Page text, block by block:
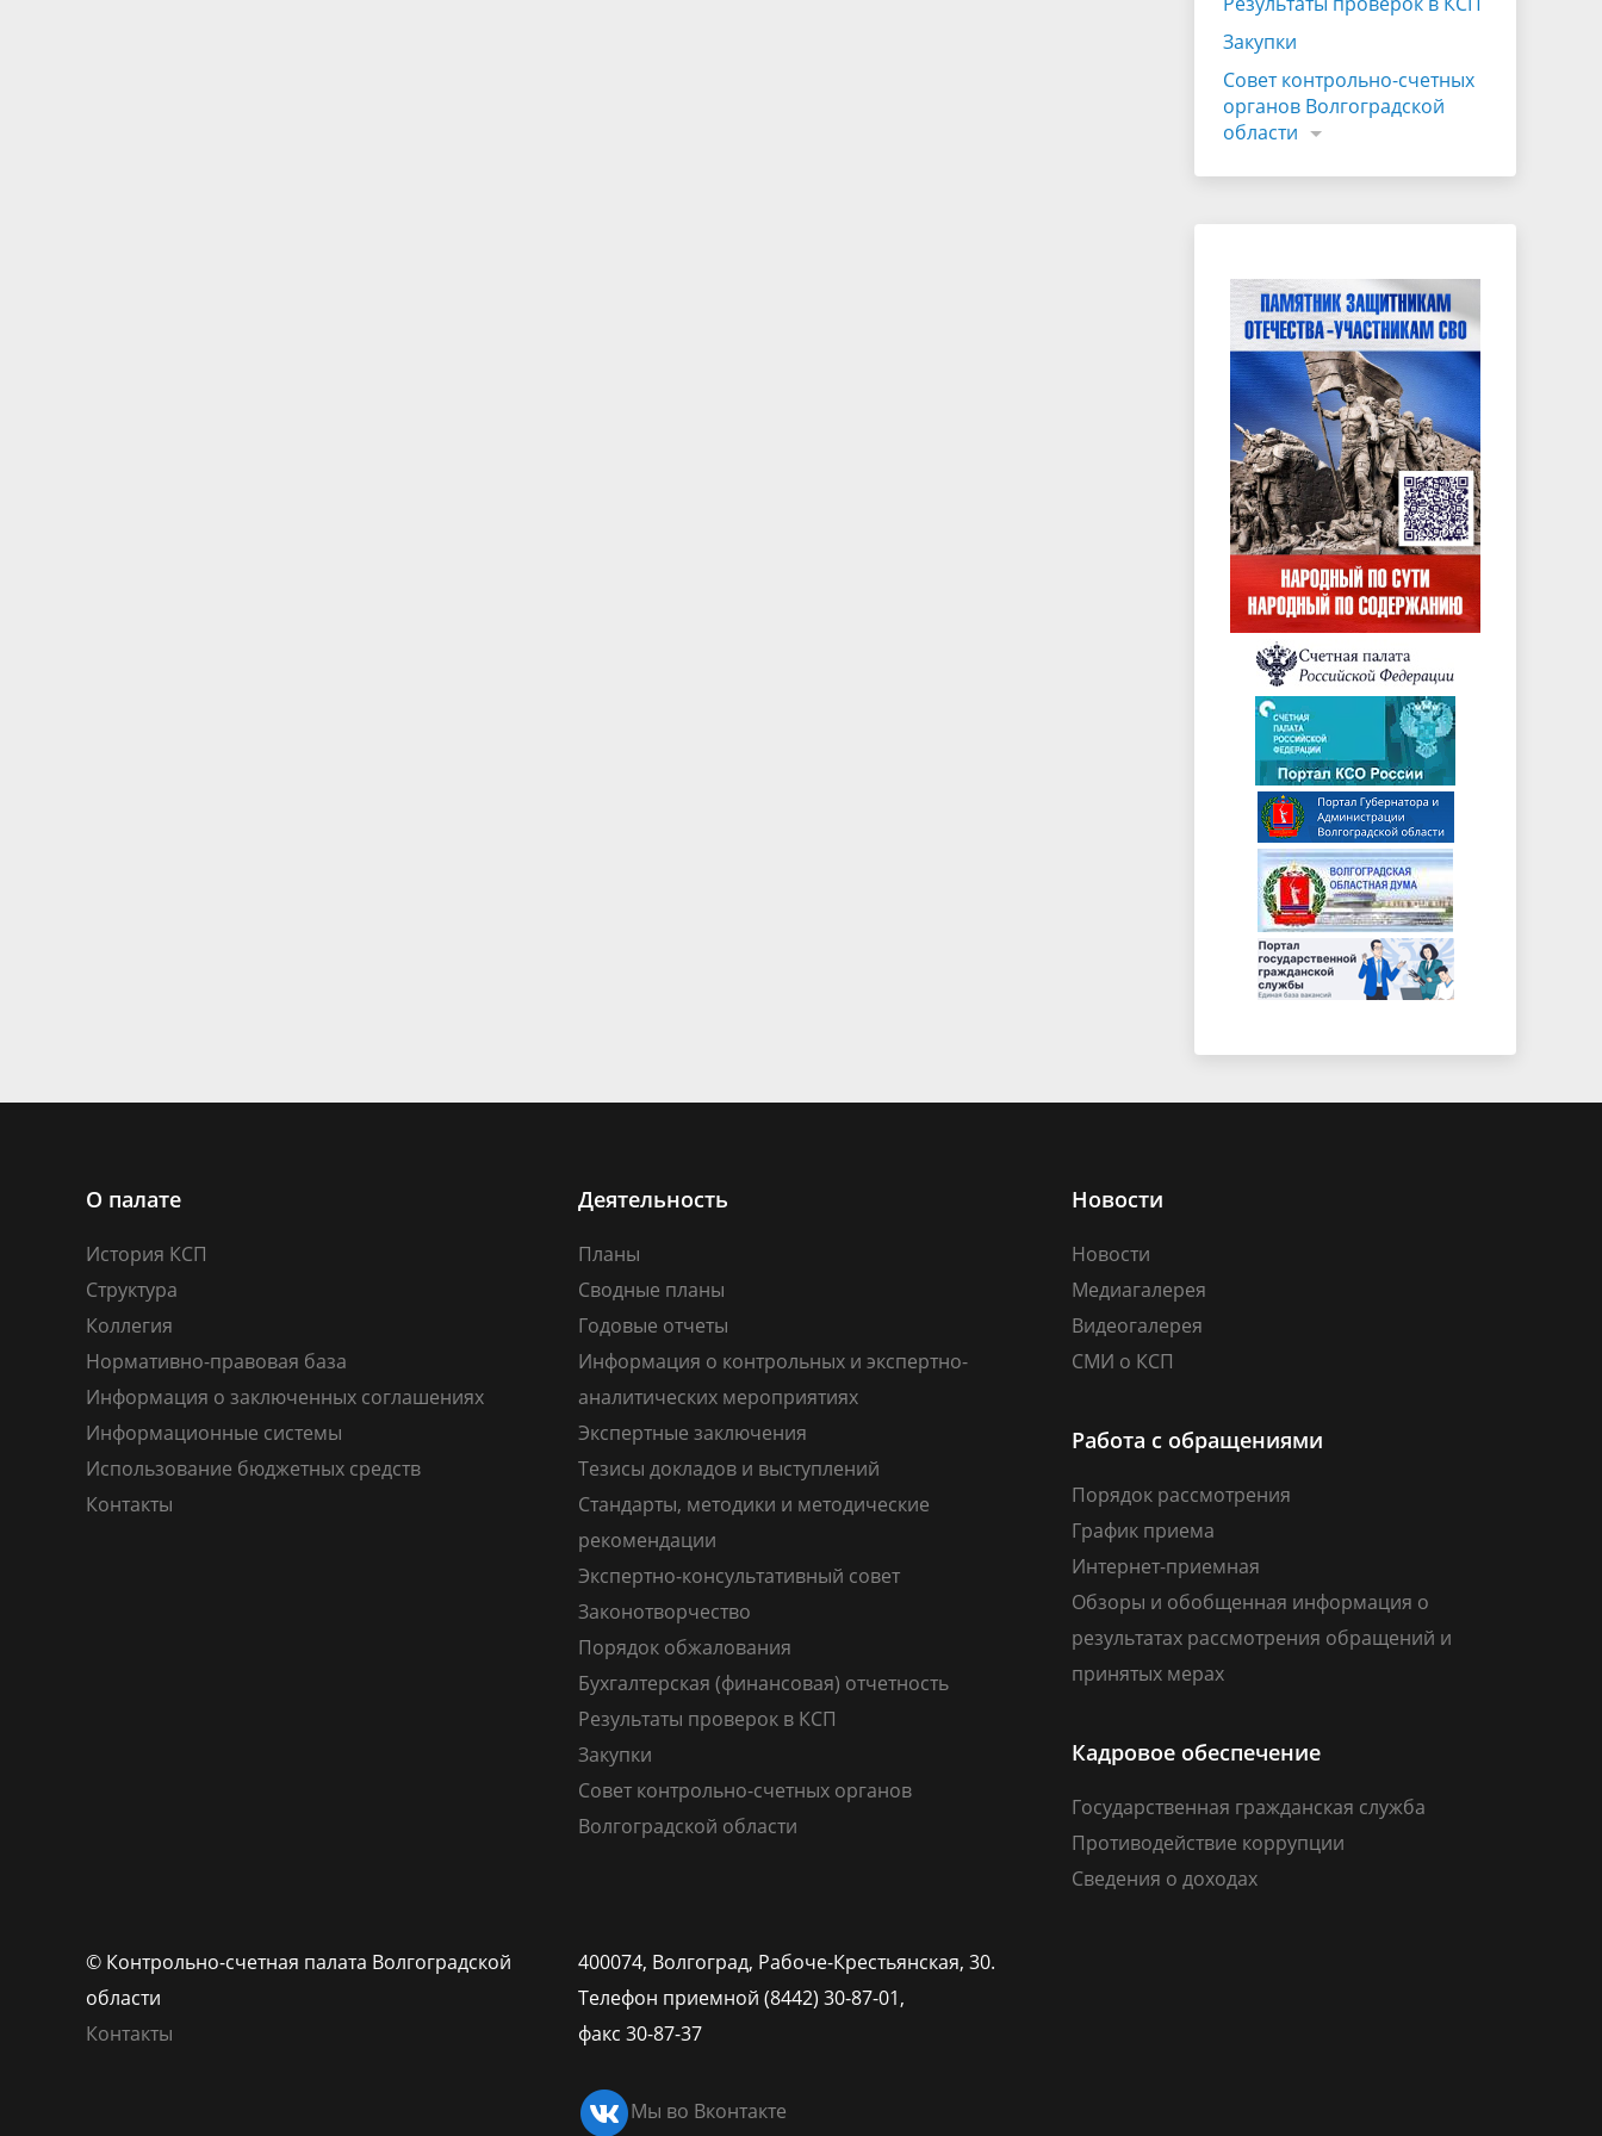
Закупки
Совет контрольно-счетных
органов Волгоградской
области
О палате
История КСП
Структура
Коллегия
Нормативно-правовая база
Информация о заключенных соглашениях
Информационные системы
Использование бюджетных средств
Контакты
Деятельность
Планы
Сводные планы
Годовые отчеты
Информация о контрольных и экспертно-
аналитических мероприятиях
Экспертные заключения
Тезисы докладов и выступлений
Стандарты, методики и методические
рекомендации
Экспертно-консультативный совет
Законотворчество
Порядок обжалования
Бухгалтерская (финансовая) отчетность
Результаты проверок в КСП
Закупки
Совет контрольно-счетных органов
Волгоградской области
Новости
Новости
Медиагалерея
Видеогалерея
СМИ о КСП
Работа с обращениями
Порядок рассмотрения
График приема
Интернет-приемная
Обзоры и обобщенная информация о
результатах рассмотрения обращений и
принятых мерах
Кадровое обеспечение
Государственная гражданская служба
Противодействие коррупции
Сведения о доходах
© Контрольно-счетная палата Волгоградской
области
Контакты
400074, Волгоград, Рабоче-Крестьянская, 30.
Телефон приемной (8442) 30-87-01,
факс 30-87-37
Мы во Вконтакте